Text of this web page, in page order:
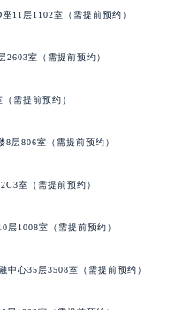
11层1102室（需提前预约）
2603室（需提前预约）
需提前预约）
8层806室（需提前预约）
室（需提前预约）
层1008室（需提前预约）
心35层3508室（需提前预约）